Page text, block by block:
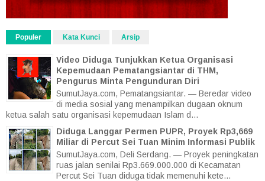
Populer Kata Kunci Arsip
Video Diduga Tunjukkan Ketua Organisasi
Kepemudaan Pematangsiantar di THM,
Pengurus Minta Pengunduran Diri
SumutJaya.com, Pematangsiantar. — Beredar video
di media sosial yang menampilkan dugaan oknum
ketua salah satu organisasi kepemudaan Islam d...
Diduga Langgar Permen PUPR, Proyek Rp3,669
Miliar di Percut Sei Tuan Minim Informasi Publik
SumutJaya.com, Deli Serdang. — Proyek peningkatan
ruas jalan senilai Rp3.669.000.000 di Kecamatan
Percut Sei Tuan diduga tidak memenuhi kete...